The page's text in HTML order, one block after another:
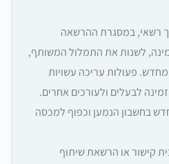
רשאי, במסגרת ההרשאה
לשנות את התמלול המשותף,
פעולות עריכה עשויות
לבעלים ולעורכים אחרים.
בחשבון הנמען וכפוף למכסה
קישור או הרשאת שיתוף